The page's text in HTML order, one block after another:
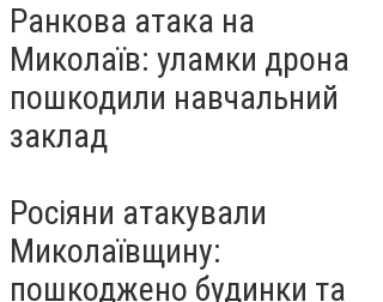
Ранкова атака на
Миколаїв: уламки дрона
пошкодили навчальний
заклад
Росіяни атакували
Миколаївщину:
пошкоджено будинки та